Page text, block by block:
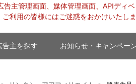
告主管理画面、媒体管理画面、APIディ
ご利用の皆様にはご迷惑をおかけいたし
告主を探す お知らせ・キャンペー